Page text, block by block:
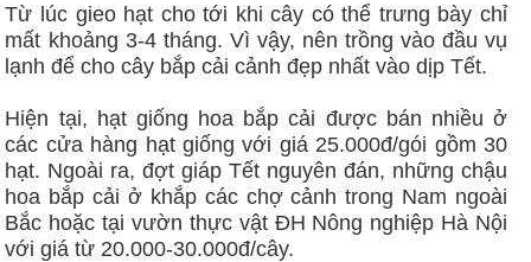
Từ lúc gieo hạt cho tới khi cây có thể trưng bày chỉ
mất khoảng 3-4 tháng. Vì vậy, nên trồng vào đầu vụ
lạnh để cho cây bắp cải cảnh đẹp nhất vào dịp Tết.
Hiện tại, hạt giống hoa bắp cải được bán nhiều ở
các cửa hàng hạt giống với giá 25.000đ/gói gồm 30
hạt. Ngoài ra, đợt giáp Tết nguyên đán, những chậu
hoa bắp cải ở khắp các chợ cảnh trong Nam ngoài
Bắc hoặc tại vườn thực vật ĐH Nông nghiệp Hà Nội
với giá từ 20.000-30.000đ/cây.